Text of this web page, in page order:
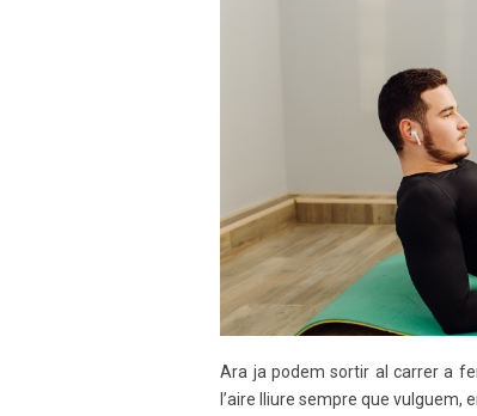
Ara ja podem sortir al carrer a
l’aire lliure sempre que vulguem,